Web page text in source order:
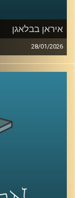
איראן בבלאגן
28/01/2026
מאז הפעם האחרונה
חווה טלטלה
בפרק הזה ננסה
נראית המחאה
זה מתחבר גם
אז כדי לדבר על כל
לפוליטיקה
דיפלומטיה
קרדיט תמונות: